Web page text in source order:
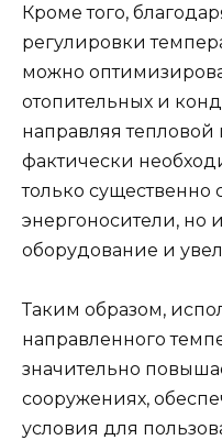
Кроме того,
регулировки
можно
отопительных и
направляя тепловой
фактически
только существенно
энергоносители, но
оборудование и
Таким образом,
направленного
значительно
сооружениях,
условия для